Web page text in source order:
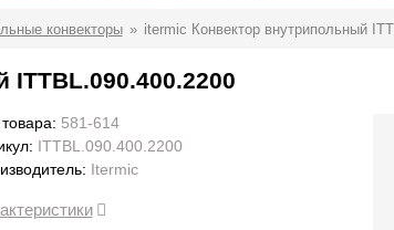
конвекторы itermic Конвектор внутрипольный
581-614
ITTBL.090.400.2200
Itermic